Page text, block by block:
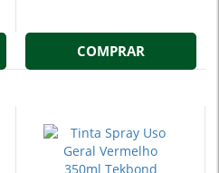
COMPRAR